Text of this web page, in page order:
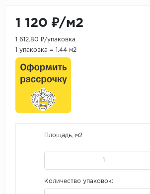
1 120 ₽/м2
1 612.80 ₽/упаковка
1 упаковка = 1.44 м2
Площадь, м2
Количество упаковок: